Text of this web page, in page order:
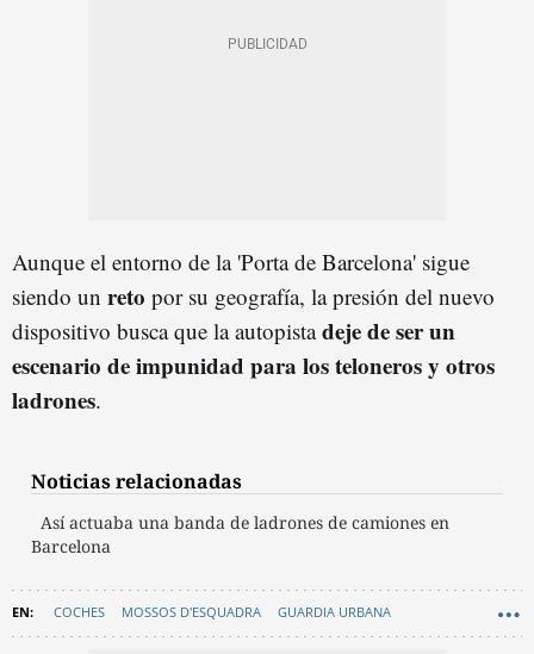
Aunque el entorno de la 'Porta de Barcelona' sigue
siendo un reto por su geografía, la presión del nuevo
dispositivo busca que la autopistadeje de ser un
escenario de impunidad para los teloneros y otros
ladrones.
Noticias relacionadas
Así actuaba una banda de ladrones de camiones en
Barcelona
COCHES MOSSOS D'ESQUADRA GUARDIA URBANA